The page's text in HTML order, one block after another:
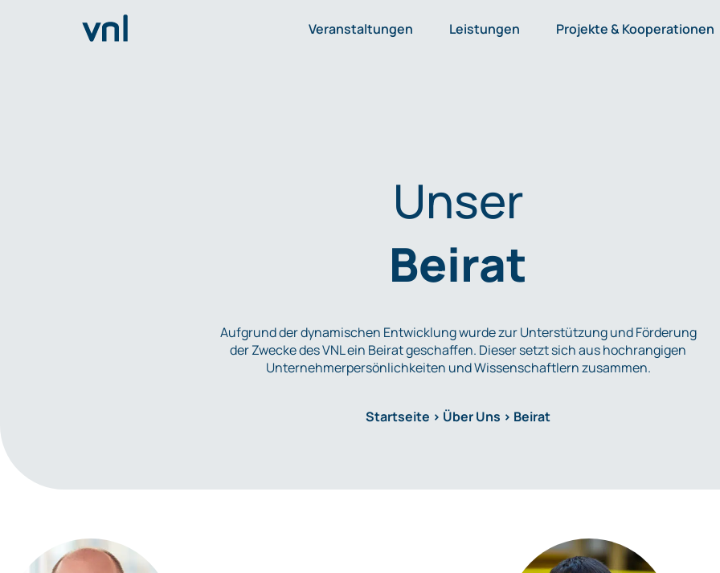
Veranstaltungen Leistungen Projekte & Kooperationen
Unser
Beirat
Aufgrund der dynamischen Entwicklung wurde zur Unterstützung und Förderung
der Zwecke des VNL ein Beirat geschaffen. Dieser setzt sich aus hochrangigen
Unternehmerpersönlichkeiten und Wissenschaftlern zusammen.
Startseite > Über Uns > Beirat